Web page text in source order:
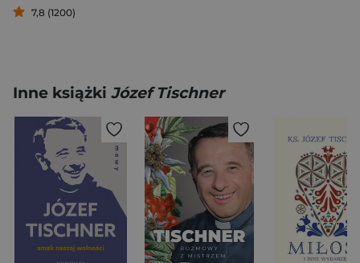
7,8 (1200)
Inne książki Józef Tischner